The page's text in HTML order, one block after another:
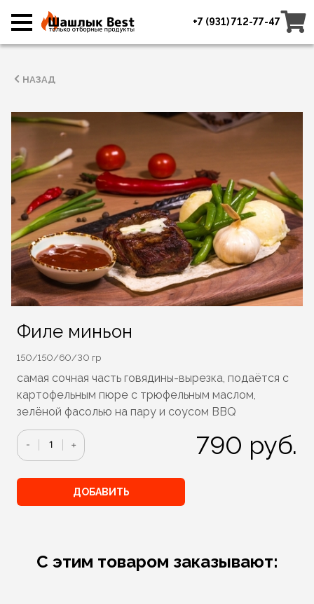
+7 (931) 712-77-47
НАЗАД
Филе миньон
150/150/60/30 гр
самая сочная часть говядины-вырезка, подаётся с
картофельным пюре с трюфельным маслом,
зелёной фасолью на пару и соусом BBQ
-Количество
+ 790 руб.
ДОБАВИТЬ
С этим товаром заказывают: